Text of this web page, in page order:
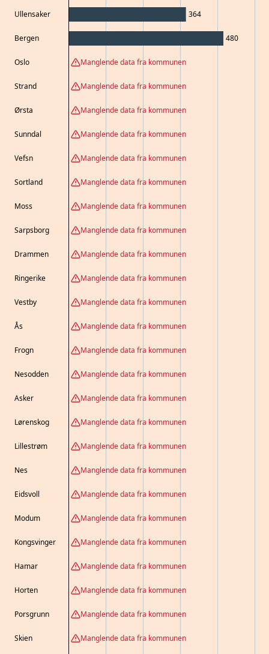
Ullensaker
Bergen
Oslo
Strand
Ørsta
Sunndal
Vefsn
Sortland
Moss
Sarpsborg
Drammen
Ringerike
Vestby
Ås
Frogn
Nesodden
Asker
Lørenskog
Lillestrøm
Nes
Eidsvoll
Modum
Kongsvinger
Hamar
Horten
Porsgrunn
Skien
364
480
Manglende data fra kommunen
Manglende data fra kommunen
Manglende data fra kommunen
Manglende data fra kommunen
Manglende data fra kommunen
Manglende data fra kommunen
Manglende data fra kommunen
Manglende data fra kommunen
Manglende data fra kommunen
Manglende data fra kommunen
Manglende data fra kommunen
Manglende data fra kommunen
Manglende data fra kommunen
Manglende data fra kommunen
Manglende data fra kommunen
Manglende data fra kommunen
Manglende data fra kommunen
Manglende data fra kommunen
Manglende data fra kommunen
Manglende data fra kommunen
Manglende data fra kommunen
Manglende data fra kommunen
Manglende data fra kommunen
Manglende data fra kommunen
Manglende data fra kommunen